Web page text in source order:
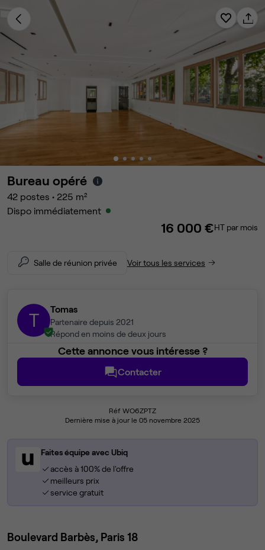
Bureau opéré
42 postes • 225 m²
Dispo immédiatement
16 000 €HT par mois
Salle de réunion privée Voir tous les services
T Tomas
Partenaire depuis 2021
Répond en moins de deux jours
Cette annonce vous intéresse ?
Contacter
Réf WO6ZPTZ
Dernière mise à jour le 05 novembre 2025
Faites équipe avec Ubiq
accès à 100% de l'offre
meilleurs prix
service gratuit
Boulevard Barbès, Paris 18